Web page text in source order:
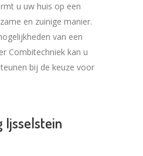
u uw huis op een
en zuinige manier.
van een
Combitechniek kan u
bij de keuze voor
Ijsselstein